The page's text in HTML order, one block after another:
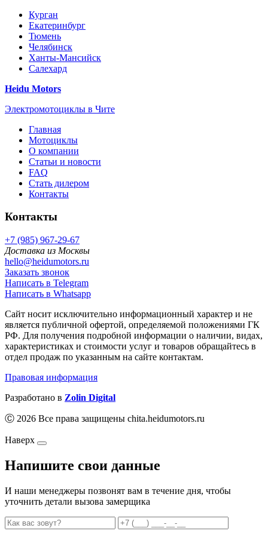
Курган
Екатеринбург
Тюмень
Челябинск
Ханты-Мансийск
Салехард
Heidu Motors
Электромотоциклы в Чите
Главная
Мотоциклы
О компании
Статьи и новости
FAQ
Стать дилером
Контакты
Контакты
+7 (985) 967-29-67
Доставка из Москвы
hello@heidumotors.ru
Заказать звонок
Написать в Telegram
Написать в Whatsapp
Сайт носит исключительно информационный характер и не
является публичной офертой, определяемой положениями ГК
РФ. Для получения подробной информации о наличии, видах,
характеристиках и стоимости услуг и товаров обращайтесь в
отдел продаж по указанным на сайте контактам.
Правовая информация
Разработано в Zolin Digital
Ⓒ 2026 Все права защищены chita.heidumotors.ru
Наверх
Напишите свои данные
И наши менеджеры позвонят вам в течение дня, чтобы
уточнить детали вызова замерщика